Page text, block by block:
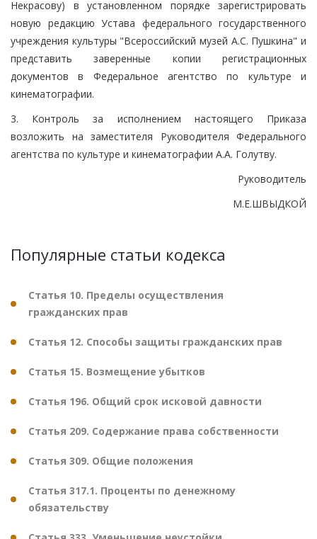
Некрасову) в установленном порядке зарегистрировать
новую редакцию Устава федерального государственного
учреждения культуры "Всероссийский музей А.С. Пушкина" и
представить заверенные копии регистрационных
документов в Федеральное агентство по культуре и
кинематографии.
3. Контроль за исполнением настоящего Приказа
возложить на заместителя Руководителя Федерального
агентства по культуре и кинематографии А.А. Голутву.
Руководитель
М.Е.ШВЫДКОЙ
Популярные статьи кодекса
Статья 10. Пределы осуществления
гражданских прав
Статья 12. Способы защиты гражданских прав
Статья 15. Возмещение убытков
Статья 196. Общий срок исковой давности
Статья 209. Содержание права собственности
Статья 309. Общие положения
Статья 317.1. Проценты по денежному
обязательству